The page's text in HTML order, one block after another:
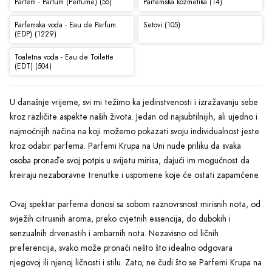
Parfemska voda - Eau de Parfum
(EDP) (1229)
Setovi (105)
Toaletna voda - Eau de Toilette
(EDT) (504)
U današnje vrijeme, svi mi težimo ka jedinstvenosti i izražavanju sebe
kroz različite aspekte naših života. Jedan od najsubtilnijih, ali ujedno i
najmoćnijih načina na koji možemo pokazati svoju individualnost jeste
kroz odabir parfema. Parfemi Krupa na Uni nude priliku da svaka
osoba pronađe svoj potpis u svijetu mirisa, dajući im mogućnost da
kreiraju nezaboravne trenutke i uspomene koje će ostati zapamćene.
Ovaj spektar parfema donosi sa sobom raznovrsnost mirisnih nota, od
svježih citrusnih aroma, preko cvjetnih essencija, do dubokih i
senzualnih drvenastih i ambarnih nota. Nezavisno od ličnih
preferencija, svako može pronaći nešto što idealno odgovara
njegovoj ili njenoj ličnosti i stilu. Zato, ne čudi što se Parfemi Krupa na